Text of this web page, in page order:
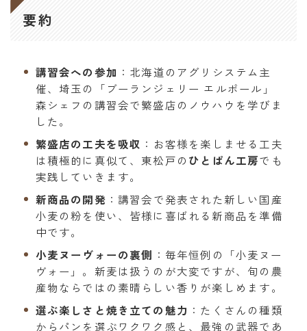
要約
講習会への参加 ：北海道のアグリシステム主
催、埼玉の「ブーランジェリー エルポール」
森シェフの講習会で繁盛店のノウハウを学びま
した。
繁盛店の工夫を吸収 ：お客様を楽しませる工夫
は積極的に真似て、東松戸の ひとぱん工房でも
実践していきます。
新商品の開発 ：講習会で発表された新しい国産
小麦の粉を使い、皆様に喜ばれる新商品を準備
中です。
小麦ヌーヴォーの裏側 ：毎年恒例の「小麦ヌー
ヴォー」。新麦は扱うのが大変ですが、旬の農
産物ならではの素晴らしい香りが楽しめます。
選ぶ楽しさと焼き立ての魅力 ：たくさんの種類
からパンを選ぶワクワク感と、最強の武器であ